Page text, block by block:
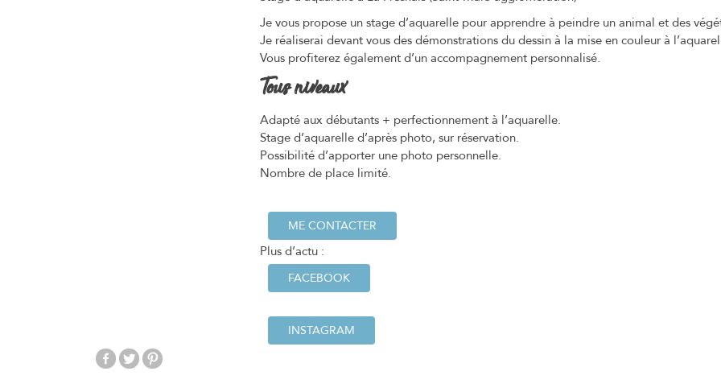
Je vous propose un stage d’aquarelle pour apprendre à peindre un animal et des
Je réaliserai devant vous des démonstrations du dessin à la mise en couleur à
Vous profiterez également d’un accompagnement personnalisé.
Tous niveaux
Adapté aux débutants + perfectionnement à l’aquarelle.
Stage d’aquarelle d’après photo, sur réservation.
Possibilité d’apporter une photo personnelle.
Nombre de place limité.
ME CONTACTER
Plus d’actu :
FACEBOOK
INSTAGRAM